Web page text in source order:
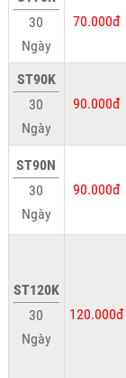
30
Ngày
70.000đ
ST90K
30
Ngày
90.000đ
ST90N
30
Ngày
90.000đ
ST120K
30
Ngày
120.000đ